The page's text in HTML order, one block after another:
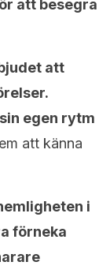
att besegra
att
egen rytm
att känna
i
förneka